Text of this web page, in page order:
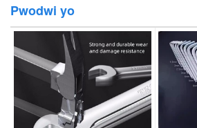
Pwodwi yo